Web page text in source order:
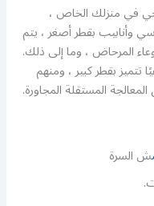
في منزلك الخاص ،
وأنابيب بقطر أصغر ، يتم
المرحاض ، وما إلى ذلك.
تتميز بقطر كبير ، ومنهم
المستقلة المجاورة.
ش السرة